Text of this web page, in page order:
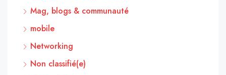
Mag, blogs & communauté
mobile
Networking
Non classifié(e)